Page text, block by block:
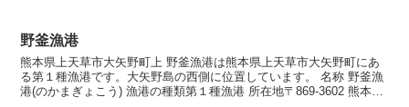
野釜漁港
熊本県上天草市大矢野町上 野釜漁港は熊本県上天草市大矢野町にあ
る第１種漁港です。大矢野島の西側に位置しています。 名称 野釜漁
港(のかまぎょこう) 漁港の種類第１種漁港 所在地〒869-3602 熊本県